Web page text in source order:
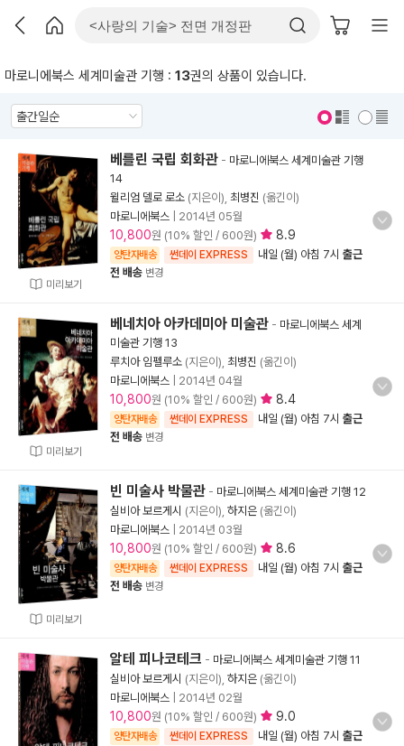
마로니에북스 세계미술관 기행 : 13권의 상품이 있습니다.
미리보기
베를린 국립 회화관 - 마로니에북스 세계미술관 기행
14
윌리엄 델로 로소 (지은이), 최병진 (옮긴이)
마로니에북스
2014년 05월
10,800원 (10% 할인 / 600원) 8.9
양탄자배송 썬데이 EXPRESS 내일 (월) 아침 7시 출근
전 배송 변경
미리보기
베네치아 아카데미아 미술관 - 마로니에북스 세계
미술관 기행 13
루치아 임펠루소 (지은이), 최병진 (옮긴이)
마로니에북스
2014년 04월
10,800원 (10% 할인 / 600원) 8.4
양탄자배송 썬데이 EXPRESS 내일 (월) 아침 7시 출근
전 배송 변경
미리보기
빈 미술사 박물관 - 마로니에북스 세계미술관 기행 12
실비아 보르게시 (지은이), 하지은 (옮긴이)
마로니에북스
2014년 03월
10,800원 (10% 할인 / 600원) 8.6
양탄자배송 썬데이 EXPRESS 내일 (월) 아침 7시 출근
전 배송 변경
알테 피나코테크 - 마로니에북스 세계미술관 기행 11
실비아 보르게시 (지은이), 하지은 (옮긴이)
마로니에북스
2014년 02월
10,800원 (10% 할인 / 600원) 9.0
양탄자배송 썬데이 EXPRESS 내일 (월) 아침 7시 출근